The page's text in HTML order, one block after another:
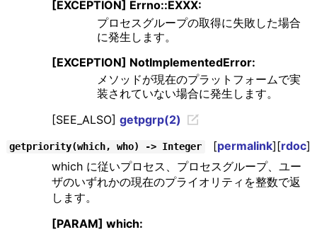
[EXCEPTION] Errno::EXXX:
プロセスグループの取得に失敗した場合
に発生します。
[EXCEPTION] NotImplementedError:
メソッドが現在のプラットフォームで実
装されていない場合に発生します。
[SEE_ALSO] getpgrp(2)
getpriority(which, who) -> Integer [permalink][rdoc]
which に従いプロセス、プロセスグループ、ユー
ザのいずれかの現在のプライオリティを整数で返
します。
[PARAM] which: